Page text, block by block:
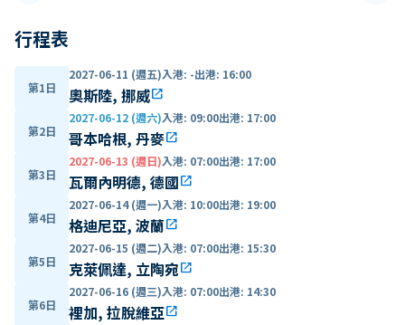
行程表
第1日
2027-06-11 (週五)入港: -出港: 16:00
奧斯陸, 挪威open_in_new
第2日
2027-06-12 (週六)入港: 09:00出港: 17:00
哥本哈根, 丹麥open_in_new
第3日
2027-06-13 (週日)入港: 07:00出港: 17:00
瓦爾內明德, 德國open_in_new
第4日
2027-06-14 (週一)入港: 10:00出港: 19:00
格迪尼亞, 波蘭open_in_new
第5日
2027-06-15 (週二)入港: 07:00出港: 15:30
克萊佩達, 立陶宛open_in_new
第6日
2027-06-16 (週三)入港: 07:00出港: 14:30
裡加, 拉脫維亞open_in_new